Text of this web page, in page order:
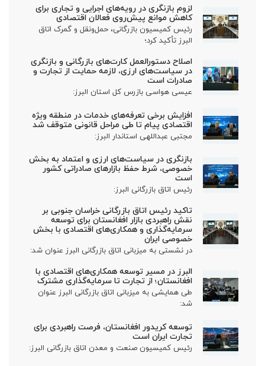
لزوم بازنگری در رویه‌های اجرایی و تجاری برای
کاهش موانع پیش‌روی فعالان اقتصادی
رئیس کمیسیون بازرگانی، حمل‌ونقل و گمرک اتاق
البرز تأکید کرد؛
اصلاح دستورالعمل کارت‌های بازرگانی و بازنگری
در سیاست‌های ارزی، لازمه حمایت از تجارت و
صادرات است
عیسی هواسی بازرس کل استان البرز:
افزایش برخی تعرفه‌های خدمات در منطقه ویژه
اقتصادی پیام تا طی مراحل قانونی متوقف شد
مجتبی عبداللهی استاندار البرز:
بازنگری در سیاست‌های ارزی و اعتماد به بخش
خصوصی، شرط حفظ بازارهای صادراتی کشور
است
رئیس اتاق بازرگانی البرز:
تاکید رئیس اتاق بازرگانی خراسان جنوبی بر
نقش راهبردی بازار افغانستان برای توسعه
سرمایه‌گذاری و همکاری‌های اقتصادی با بخش
خصوصی ایران
در نشستی به میزبانی اتاق بازرگانی البرز عنوان شد:
البرز در مسیر توسعه همکاری‌های اقتصادی با
افغانستان؛ از تجارت تا سرمایه‌گذاری مشترک
طی همایشی به میزبانی اتاق بازرگانی البرز عنوان
شد:
توسعه کریدور افغانستان، فرصت راهبردی برای
تجارت ایران است
رئیس کمیسیون صنعت و معدن اتاق بازرگانی البرز: